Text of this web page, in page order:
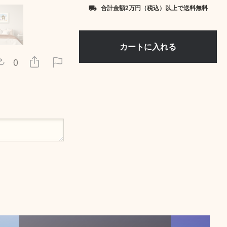
0
local_shipping 合計金額2万円（税込）以上で送料無料